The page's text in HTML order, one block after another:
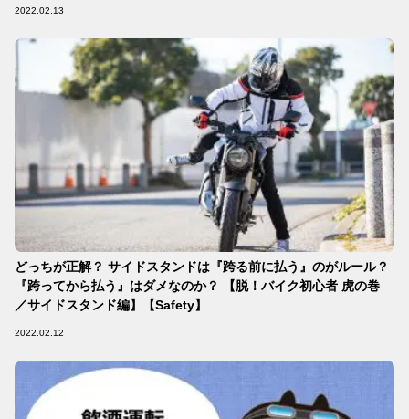
2022.02.13
どっちが正解？ サイドスタンドは『跨る前に払う』のがルール？
『跨ってから払う』はダメなのか？ 【脱！バイク初心者 虎の巻
／サイドスタンド編】【Safety】
2022.02.12